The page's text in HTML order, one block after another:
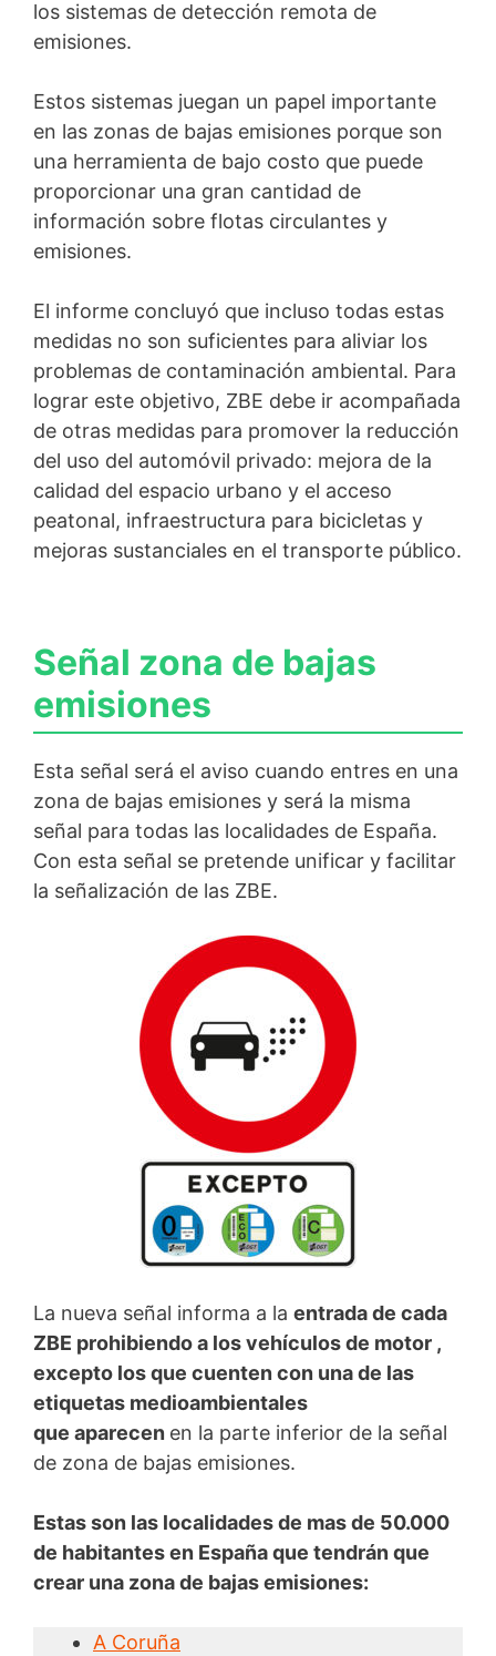
los sistemas de detección remota de
emisiones.
Estos sistemas juegan un papel importante
en las zonas de bajas emisiones porque son
una herramienta de bajo costo que puede
proporcionar una gran cantidad de
información sobre flotas circulantes y
emisiones.
El informe concluyó que incluso todas estas
medidas no son suficientes para aliviar los
problemas de contaminación ambiental. Para
lograr este objetivo, ZBE debe ir acompañada
de otras medidas para promover la reducción
del uso del automóvil privado: mejora de la
calidad del espacio urbano y el acceso
peatonal, infraestructura para bicicletas y
mejoras sustanciales en el transporte público.
Señal zona de bajas
emisiones
Esta señal será el aviso cuando entres en una
zona de bajas emisiones y será la misma
señal para todas las localidades de España.
Con esta señal se pretende unificar y facilitar
la señalización de las ZBE.
La nueva señal informa a la entrada de cada
ZBE prohibiendo a los vehículos de motor ,
excepto los que cuenten con una de las
etiquetas medioambientales
que aparecen en la parte inferior de la señal
de zona de bajas emisiones.
Estas son las localidades de mas de 50.000
de habitantes en España que tendrán que
crear una zona de bajas emisiones:
A Coruña